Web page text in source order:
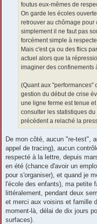
foutus eux-mêmes de
On garde les écoles
retrouver au chômage pour
simplement il ne faut pas
forcément simple à
Mais c'est ça ou des flics
actuel alors que la
imaginer des confinements
(Quant aux "performances"
gestion du début de crise
une ligne ferme est tenue
consulter les statistiques
précédent a relaché la
De mon côté, aucun "re-test",
appel de tracing), aucun
respecté à la lettre, depuis
en été (chance d'avoir un
pour s'organiser), et quand je
l'école des enfants), ma petite
littéralement, pendant deux
et merci aux voisins et famille
moment-là, délai de dix jours
surfaces).